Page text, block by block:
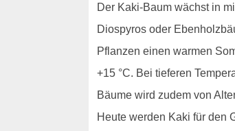
Der Kaki-Baum wächst in
Diospyros oder
Pflanzen einen warmen
+15 °C. Bei tieferen
Bäume wird zudem von
Heute werden Kaki für den